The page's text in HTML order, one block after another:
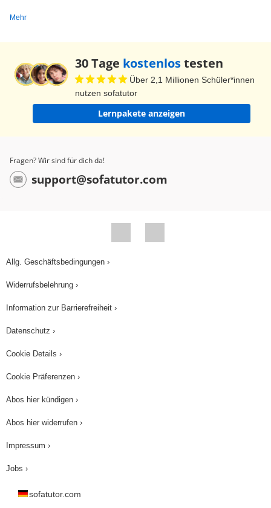
Mehr
30 Tage kostenlostesten
Über 2,1 Millionen Schüler*innen
nutzen sofatutor
Lernpakete anzeigen
Fragen? Wir sind für dich da!
support@sofatutor.com
Allg. Geschäftsbedingungen ›
Widerrufsbelehrung ›
Information zur Barrierefreiheit ›
Datenschutz ›
Cookie Details ›
Cookie Präferenzen ›
Abos hier kündigen ›
Abos hier widerrufen ›
Impressum ›
Jobs ›
sofatutor.com